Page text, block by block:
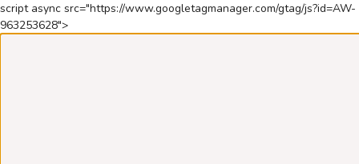
script async src="https://www.googletagmanager.com/gtag/js?id=AW-
963253628">